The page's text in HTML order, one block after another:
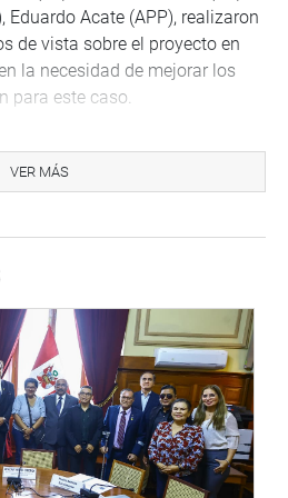
Acate (APP), realizaron
de vista sobre el proyecto en
la necesidad de mejorar los
para este caso.
de los sistemas informáticos
o muchos no pueden
de su pensión.
por unanimidad, fue el
PL 2835/2017-CR que propone
nacional y necesidad pública
y conservación de los
para personas con discapacidad
VER MÁS